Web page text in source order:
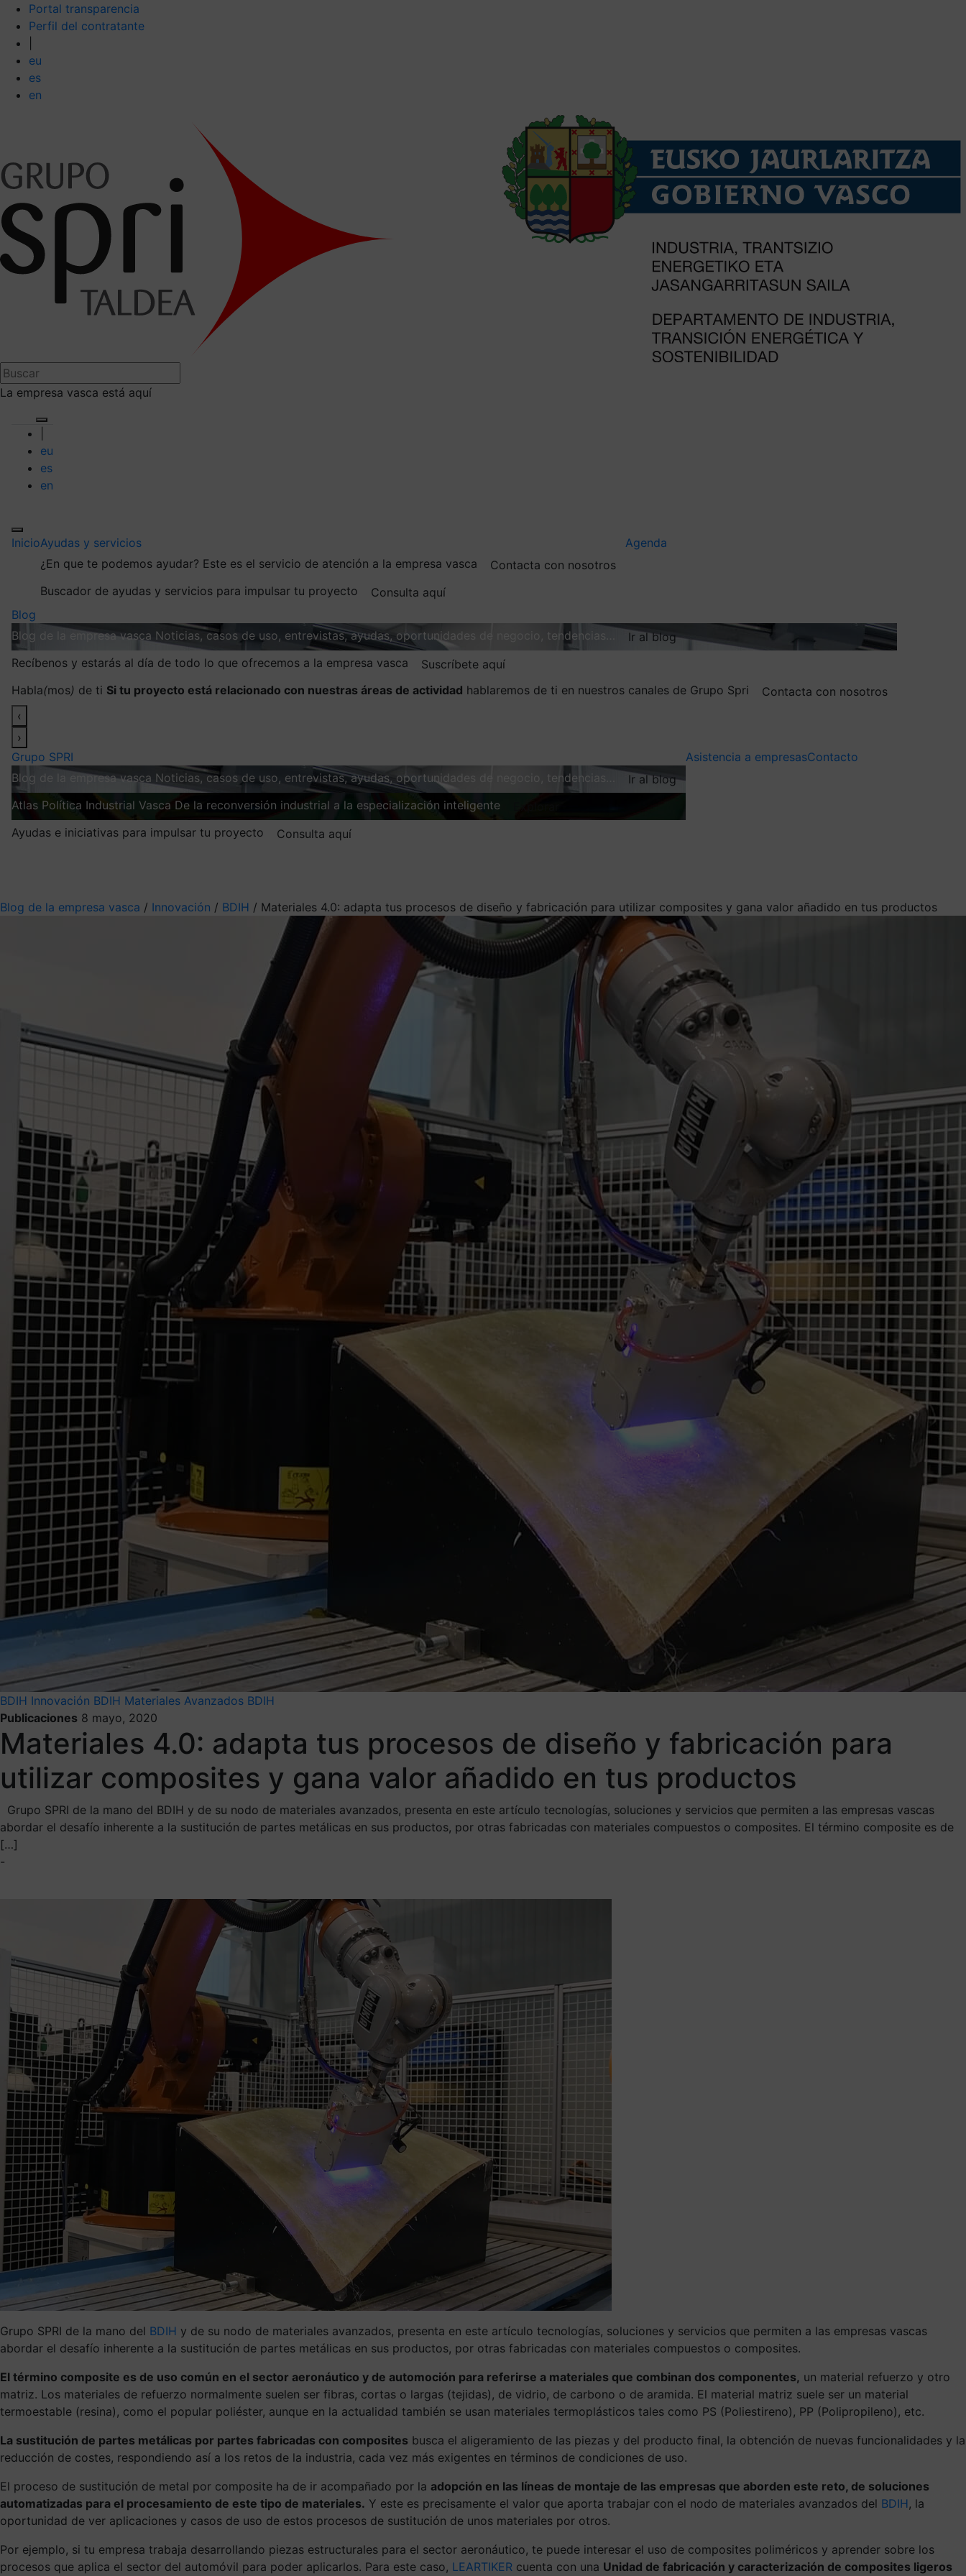
Portal transparencia
Perfil del contratante
eu
es
en
La empresa vasca está aquí
eu
es
en
InicioAyudas y servicios
¿En que te podemos ayudar? Este es el servicio de atención a la empresa vasca
Contacta con nosotros
Buscador de ayudas y servicios para impulsar tu proyecto
Consulta aquí
Agenda
Blog
Blog de la empresa vasca Noticias, casos de uso, entrevistas, ayudas, oportunidades de negocio, tendencias…
Ir al blog
Recíbenos y estarás al día de todo lo que ofrecemos a la empresa vasca
Suscríbete aquí
Habla(mos) de ti Si tu proyecto está relacionado con nuestras áreas de actividad hablaremos de ti en nuestros canales de Grupo Spri
Contacta con nosotros
‹
›
Grupo SPRI
Blog de la empresa vasca Noticias, casos de uso, entrevistas, ayudas, oportunidades de negocio, tendencias…
Ir al blog
Atlas Política Industrial Vasca De la reconversión industrial a la especialización inteligente
Ayudas e iniciativas para impulsar tu proyecto
Consulta aquí
Asistencia a empresasContacto
Blog de la empresa vasca / Innovación / BDIH / Materiales 4.0: adapta tus procesos de diseño y fabricación para utilizar composites y gana valor añadido en tus productos
BDIH Innovación BDIH Materiales Avanzados BDIH
Publicaciones 8 mayo, 2020
Materiales 4.0: adapta tus procesos de diseño y fabricación para
utilizar composites y gana valor añadido en tus productos
Grupo SPRI de la mano del BDIH y de su nodo de materiales avanzados, presenta en este artículo tecnologías, soluciones y servicios que permiten a las empresas vascas
abordar el desafío inherente a la sustitución de partes metálicas en sus productos, por otras fabricadas con materiales compuestos o composites. El término composite es de
[…]
-
Grupo SPRI de la mano del BDIH y de su nodo de materiales avanzados, presenta en este artículo tecnologías, soluciones y servicios que permiten a las empresas vascas
abordar el desafío inherente a la sustitución de partes metálicas en sus productos, por otras fabricadas con materiales compuestos o composites.
El término composite es de uso común en el sector aeronáutico y de automoción para referirse a materiales que combinan dos componentes, un material refuerzo y otro
matriz. Los materiales de refuerzo normalmente suelen ser fibras, cortas o largas (tejidas), de vidrio, de carbono o de aramida. El material matriz suele ser un material
termoestable (resina), como el popular poliéster, aunque en la actualidad también se usan materiales termoplásticos tales como PS (Poliestireno), PP (Polipropileno), etc.
La sustitución de partes metálicas por partes fabricadas con composites busca el aligeramiento de las piezas y del producto final, la obtención de nuevas funcionalidades y la
reducción de costes, respondiendo así a los retos de la industria, cada vez más exigentes en términos de condiciones de uso.
El proceso de sustitución de metal por composite ha de ir acompañado por la adopción en las líneas de montaje de las empresas que aborden este reto, de soluciones
automatizadas para el procesamiento de este tipo de materiales. Y este es precisamente el valor que aporta trabajar con el nodo de materiales avanzados del BDIH, la
oportunidad de ver aplicaciones y casos de uso de estos procesos de sustitución de unos materiales por otros.
Por ejemplo, si tu empresa trabaja desarrollando piezas estructurales para el sector aeronáutico, te puede interesar el uso de composites poliméricos y aprender sobre los
procesos que aplica el sector del automóvil para poder aplicarlos. Para este caso, LEARTIKER cuenta con una Unidad de fabricación y caracterización de composites ligeros